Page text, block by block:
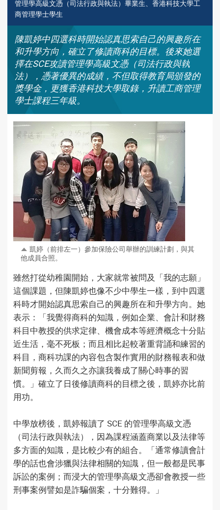
陳凱婷中四選科時開始認真思索自己的興趣所在
和升學方向，確立了修讀商科的目標。後來她選
擇在SCE攻讀管理學高級文憑（司法行政與執
法），憑著優異的成績，不但取得教育局頒發的
獎學金，更獲香港科技大學取錄，升讀工商管理
學士課程三年級。
管理學高級文憑（司法行政與執法）畢業生、香港科技大學工
商管理學士學生
凱婷（前排左一）參加保險公司舉辦的訓練計劃， 與其
他成員合照。
雖然打從幼稚園開始，大家就常被問及「我的志願」
這個課題，但陳凱婷也像不少中學生一樣，到中四選
科時才開始認真思索自己的興趣所在和升學方向。她
表示：「我覺得商科的知識，例如企業、會計和財務
科目中教授的供求定律、機會成本等經濟概念十分貼
近生活，毫不死板；而且相比起較著重背誦和練習的
科目，商科功課的內容包含製作實用的財務報表和做
新聞剪報，久而久之亦讓我養成了關心時事的習
慣。」確立了日後修讀商科的目標之後，凱婷亦比前
用功。
中學放榜後，凱婷報讀了 SCE 的管理學高級文憑
（司法行政與執法），因為課程涵蓋商業以及法律等
多方面的知識，是比較少有的組合。「通常修讀會計
學的話也會涉獵與法律相關的知識，但一般都是民事
訴訟的案例；而浸大的管理學高級文憑卻會教授一些
刑事案例譬如是詐騙個案，十分難得。」